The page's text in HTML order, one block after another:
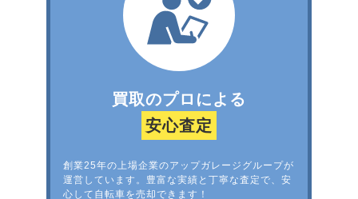
買取のプロによる
安心査定
創業25年の上場企業のアップガレージグループが
運営しています。豊富な実績と丁寧な査定で、安
心して自転車を売却できます！